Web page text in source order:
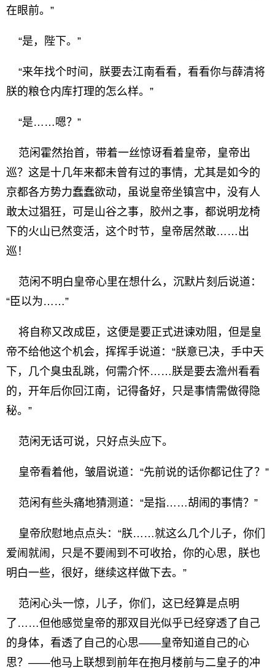
在眼前。”
“是，陛下。”
“来年找个时间，朕要去江南看看，看看你与薛清将
朕的粮仓内库打理的怎么样。”
“是……嗯？”
范闲霍然抬首，带着一丝惊讶看着皇帝，皇帝出
巡？这是十几年来都未曾有过的事情，尤其是如今的
京都各方势力蠢蠢欲动，虽说皇帝坐镇宫中，没有人
敢太过猖狂，可是山谷之事，胶州之事，都说明龙椅
下的火山已然变活，这个时节，皇帝居然敢……出
巡！
范闲不明白皇帝心里在想什么，沉默片刻后说道：
“臣以为……”
将自称又改成臣，这便是要正式进谏劝阻，但是皇
帝不给他这个机会，挥挥手说道：“朕意已决，手中天
下，几个臭虫乱跳，何需介怀……朕是要去澹州看看
的，开年后你回江南，记得备好，只是事情需做得隐
秘。”
范闲无话可说，只好点头应下。
皇帝看着他，皱眉说道：“先前说的话你都记住了？”
范闲有些头痛地猜测道：“是指……胡闹的事情？”
皇帝欣慰地点点头：“朕……就这么几个儿子，你们
爱闹就闹，只是不要闹到不可收拾，你的心思，朕也
明白一些，很好，继续这样做下去。”
范闲心头一惊，儿子，你们，这已经算是点明
了……但他感觉皇帝的那双目光似乎已经穿透了自己
的身体，看透了自己的心思——皇帝知道自己的心
思？——他马上联想到前年在抱月楼前与二皇子的冲